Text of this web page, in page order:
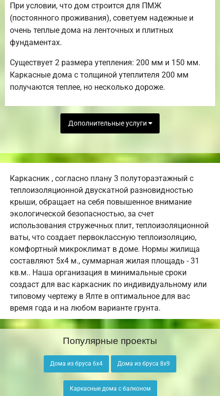
При условии, что дом строится для ПМЖ
(постоянного проживания), советуем надежные и
очень теплые дома на ленточных и плитных
фундаментах.
Существует 2 размера утепления: 200 мм и 150 мм.
Каркасные дома с толщиной утеплителя 200 мм
получаются теплее, но несколько дороже.
Дополнительные услуги
Каркасник , согласно плану 3 полутораэтажный с
теплоизоляционной двускатной разновидностью
крыши, обращает на себя повышенное внимание
экологической безопасностью, за счет
использования стружечных плит, теплоизоляционной
ваты, что создает первоклассную теплоизоляцию,
комфортный микроклимат в доме. Нормы жилища
составляют 5х4 м., суммарная жилая площадь - 31
кв.м.. Наша организация в минимальные сроки
создаст для вас каркасник по индивидуальному или
типовому чертежу в Ялте в оптимальное для вас
время года и на любом варианте грунта.
Популярные проекты
Дома из бруса 6х4 Дома из бруса 8х9
Каркасные дома с балконом